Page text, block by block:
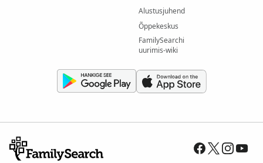
Alustusjuhend
Õppekeskus
FamilySearchi
uurimis-wiki